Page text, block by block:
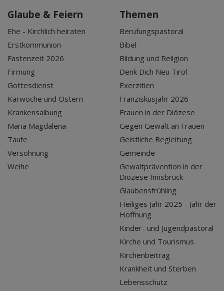
Glaube & Feiern
Ehe - Kirchlich heiraten
Erstkommunion
Fastenzeit 2026
Firmung
Gottesdienst
Karwoche und Ostern
Krankensalbung
Maria Magdalena
Taufe
Versöhnung
Weihe
Themen
Berufungspastoral
Bibel
Bildung und Religion
Denk Dich Neu Tirol
Exerzitien
Franziskusjahr 2026
Frauen in der Diözese
Gegen Gewalt an Frauen
Geistliche Begleitung
Gemeinde
Gewaltprävention in der
Diözese Innsbruck
Glaubensfrühling
Heiliges Jahr 2025 - Jahr der
Hoffnung
Kinder- und Jugendpastoral
Kirche und Tourismus
Kirchenbeitrag
Krankheit und Sterben
Lebensschutz